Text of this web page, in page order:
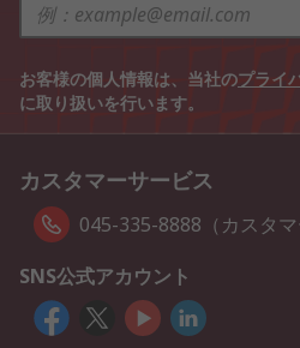
お客様の個人情報は、当社のプライ
に取り扱いを行います。
カスタマーサービス
045-335-8888（カスタマ
SNS公式アカウント